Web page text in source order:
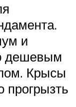
и
дешевым
Крысы